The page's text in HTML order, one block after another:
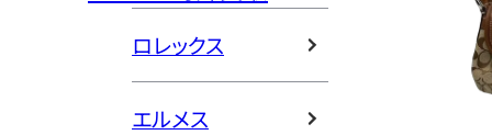
ロレックス
エルメス